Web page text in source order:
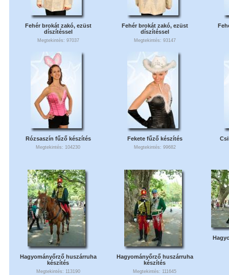
Fehér brokát zakó, ezüst
díszítéssel
Megtekintés: 97037
Fehér brokát zakó, ezüst
díszítéssel
Megtekintés: 93147
Rózsaszín fűző készítés
Megtekintés: 104230
Fekete fűző készítés
Megtekintés: 99682
Hagyományőrző huszárruha
készítés
Megtekintés: 113190
Hagyományőrző huszárruha
készítés
Megtekintés: 111645